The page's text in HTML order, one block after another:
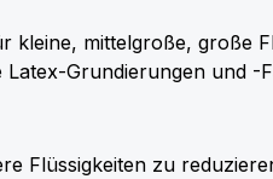
kleine, mittelgroße, große
Grundierungen und -
Flüssigkeiten zu